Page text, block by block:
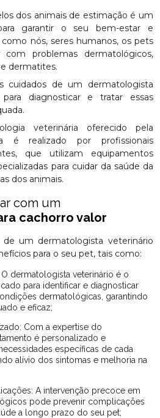
dos animais de estimação é um
garantir o seu bem-estar e
nós, seres humanos, os pets
problemas dermatológicos,
dermatites.
cuidados de um dermatologista
diagnosticar e tratar essas
veterinária oferecido pela
é realizado por profissionais
que utilizam equipamentos
para cuidar da saúde da
dos animais.
com um
cachorro valor
um dermatologista veterinário
para o seu pet, tais como:
para identificar e diagnosticar
dermatológicas, garantindo
e eficaz;
é personalizado e
específicas de cada
alívio dos sintomas e melhoria na
pode prevenir complicações
a longo prazo do seu pet;